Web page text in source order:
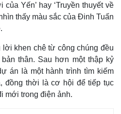
Yến’ hay ‘Truyền thuyết về
thấy màu sắc của Đinh Tuấn
khen chê từ công chúng đều
thân. Sau hơn một thập kỷ
án là một hành trình tìm kiếm
đồng thời là cơ hội để tiếp tục
mới trong điện ảnh.